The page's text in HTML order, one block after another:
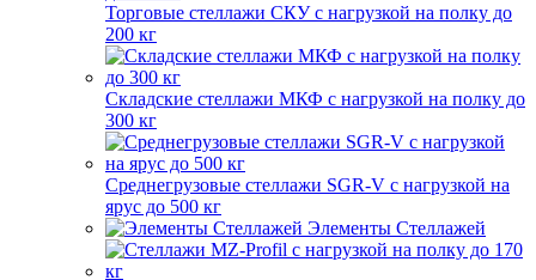
Торговые стеллажи СКУ с нагрузкой на полку до
200 кг
Складские стеллажи МКФ с нагрузкой на полку до
300 кг
Среднегрузовые стеллажи SGR-V с нагрузкой на
ярус до 500 кг
Элементы Стеллажей